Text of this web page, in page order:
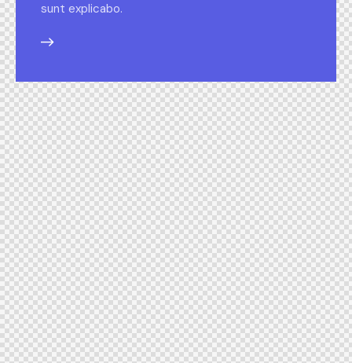
sunt explicabo.